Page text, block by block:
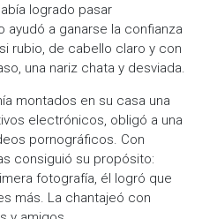
logrado pasar
a ganarse la confianza
rubio, de cabello claro y con
una nariz chata y desviada.
montados en su casa una
electrónicos, obligó a una
pornográficos. Con
consiguió su propósito:
fotografía, él logró que
más. La chantajeó con